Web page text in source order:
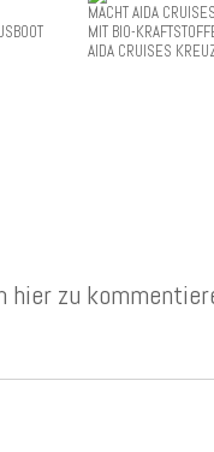
MIT BIO-
AIDA CRUISES
hier zu